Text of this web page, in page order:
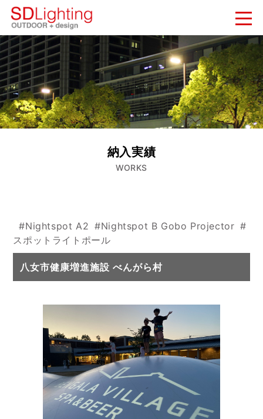
新着情報
NEWS
納入実績
WORKS
会社概要
COMPANY
納入実績
WORKS
#Nightspot A2 #Nightspot B Gobo Projector #
スポットライトポール
八女市健康増進施設 べんがら村